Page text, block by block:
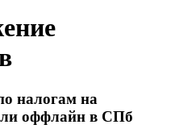
налогам на
оффлайн в СПб